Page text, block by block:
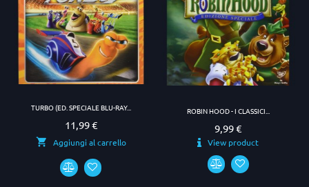
TURBO (ED. SPECIALE BLU-RAY...
Prezzo
11,99 €
Aggiungi al carrello
ROBIN HOOD - I CLASSICI...
Prezzo
9,99 €
View product